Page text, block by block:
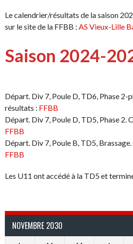
Le calendrier/résultats de la saison
sur le site de la FFBB : AS Vieux-Lille
Saison 2024-
Départ. Div 7, Poule D, TD6, Phase 2-
résultats : FFBB
Départ. Div 7, Poule D, TD5, Phase 2.
FFBB
Départ. Div 7, Poule B, TD5,
FFBB
Les U11 ont accédé à la TD5 et
NOVEMBRE 2030